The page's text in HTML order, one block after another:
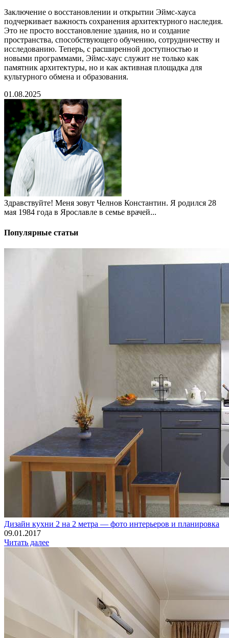
Заключение о восстановлении и открытии Эймс-хауса
подчеркивает важность сохранения архитектурного наследия.
Это не просто восстановление здания, но и создание
пространства, способствующего обучению, сотрудничеству и
исследованию. Теперь, с расширенной доступностью и
новыми программами, Эймс-хаус служит не только как
памятник архитектуры, но и как активная площадка для
культурного обмена и образования.
01.08.2025
Здравствуйте! Меня зовут Челнов Константин. Я родился 28
мая 1984 года в Ярославле в семье врачей...
Популярные статьи
Дизайн кухни 2 на 2 метра — фото интерьеров и планировка
09.01.2017
Читать далее